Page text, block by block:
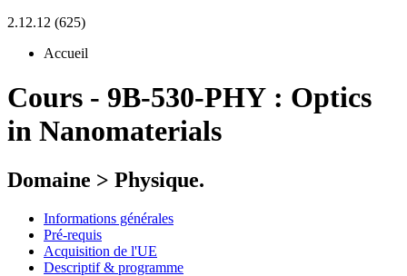
2.12.12 (625)
Accueil
Cours - 9B-530-PHY : Optics
in Nanomaterials
Domaine > Physique.
Informations générales
Pré-requis
Acquisition de l'UE
Descriptif & programme